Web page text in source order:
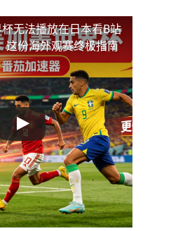
无法播放在日本看B站
这份海外观赛终极指南